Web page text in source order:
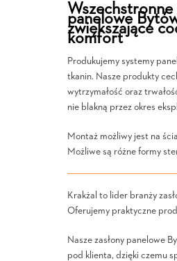
Wszechstronne
panelowe
zwiększające
komfort
Produkujemy systemy
tkanin. Nasze produkty
wytrzymałość oraz
nie blakną przez okres
Montaż możliwy jest na
Możliwe są różne formy
Krakżal to lider branży
Oferujemy praktyczne
Nasze zasłony panelowe
pod klienta, dzięki czemu